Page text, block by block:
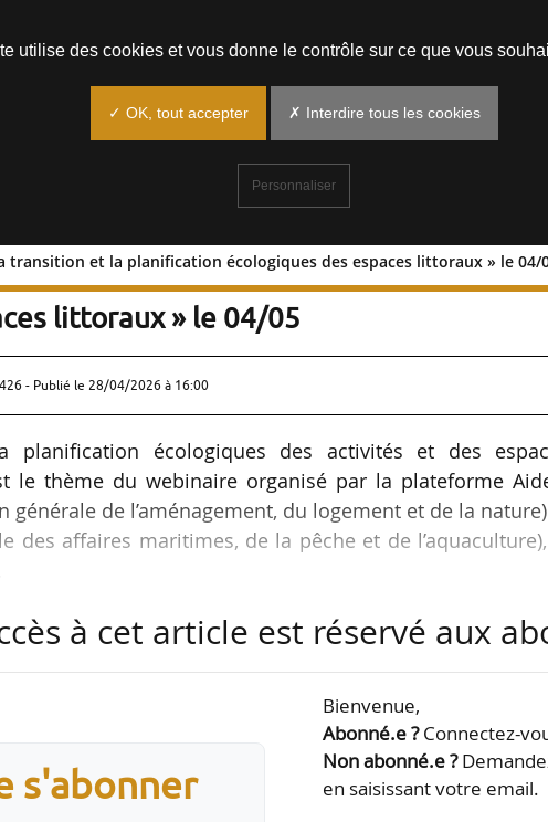
transition et la planification écologiques des espaces littoraux » le 04/
la transition et la planification
littoraux » le 04/05
- Publié le 28/04/2026 à 16:00
planification écologiques des activités et des
le thème du webinaire organisé par la plateforme
générale de l’aménagement, du logement et de la
des affaires maritimes, de la pêche et de
de mieux comprendre les opportunités offertes
à cet article est réservé aux
s'abonner
Bienvenue,
Abonné.e ?Connectez-
Non abonné.e ?
en saisissant votre email.
utilise des cookies et vous donne le contrôle sur ce que vous
✓ OK, tout accepter ✗ Interdire tous les cookies
Personnaliser